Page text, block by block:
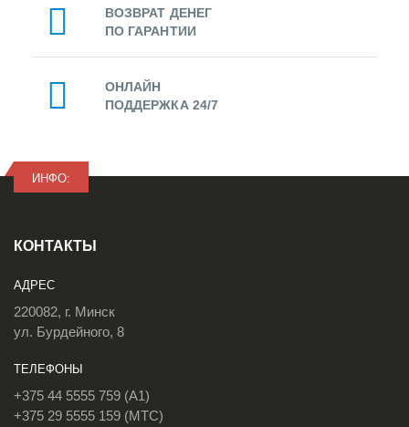
ВОЗВРАТ ДЕНЕГ
ПО ГАРАНТИИ
ОНЛАЙН
ПОДДЕРЖКА 24/7
ИНФО:
КОНТАКТЫ
АДРЕС
220082, г. Минск
ул. Бурдейного, 8
ТЕЛЕФОНЫ
+375 44 5555 759 (A1)
+375 29 5555 159 (МТС)